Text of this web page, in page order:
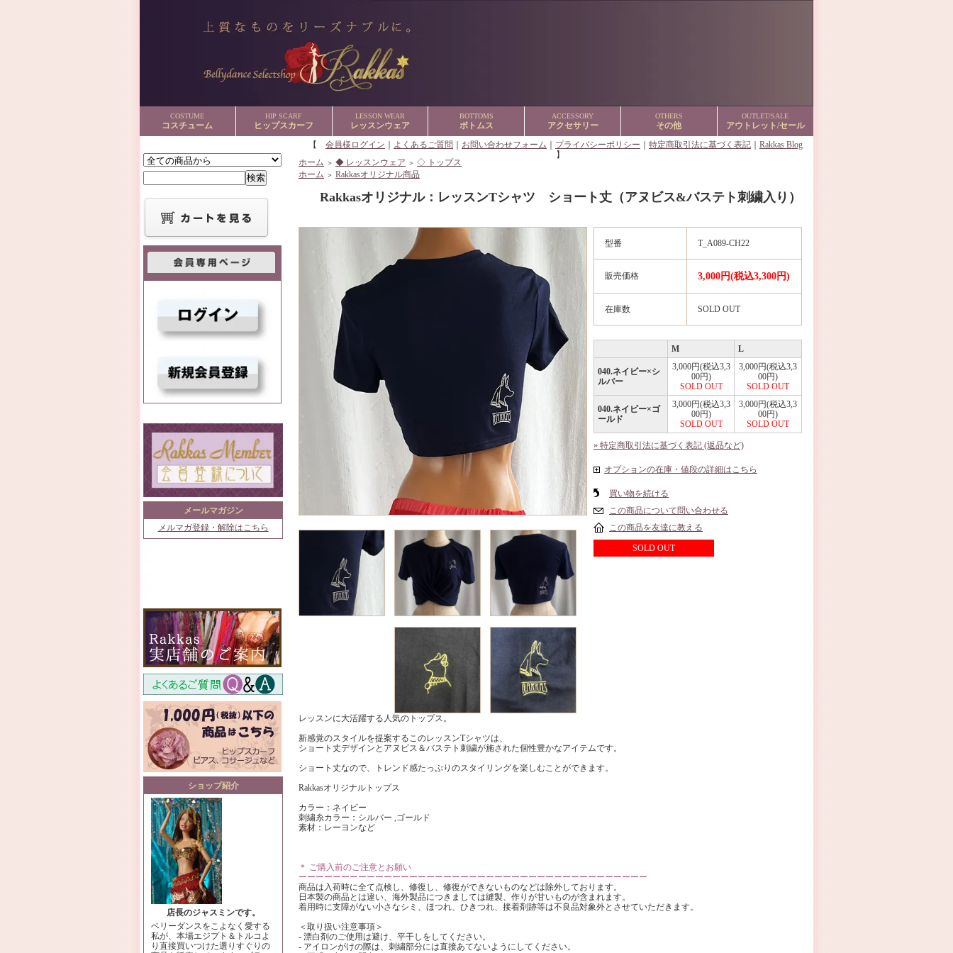
COSTUME
コスチューム
HIP SCARF
ヒップスカーフ
LESSON WEAR
レッスンウェア
BOTTOMS
ボトムス
ACCESSORY
アクセサリー
OTHERS
その他
OUTLET/SALE
アウトレット/セール
メールマガジン
メルマガ登録・解除はこちら
ショップ紹介
店長のジャスミンです。
ベリーダンスをこよなく愛する
私が、本場エジプト＆トルコよ
り直接買いつけた選りすぐりの
【 会員様ログイン よくあるご質問 お問い合わせフォーム プライバシーポリシー 特定商取引法に基づく表記
Rakkas Blog
】
ホーム ＞ ◆ レッスンウェア ＞ ◇ トップス
ホーム ＞ Rakkasオリジナル商品
Rakkasオリジナル：レッスンTシャツ ショート丈（アヌビス&バステト刺繍入り）
型番 T_A089-CH22
販売価格 3,000円(税込3,300円)
在庫数 SOLD OUT
M L
040.ネイビー×シ
ルバー
3,000円(税込3,3
00円)
SOLD OUT
3,000円(税込3,3
00円)
SOLD OUT
040.ネイビー×ゴ
ールド
3,000円(税込3,3
00円)
SOLD OUT
3,000円(税込3,3
00円)
SOLD OUT
» 特定商取引法に基づく表記 (返品など)
オプションの在庫・値段の詳細はこちら
買い物を続ける
この商品について問い合わせる
この商品を友達に教える
SOLD OUT
レッスンに大活躍する人気のトップス。
新感覚のスタイルを提案するこのレッスンTシャツは、
ショート丈デザインとアヌビス＆バステト刺繍が施された個性豊かなアイテムです。
ショート丈なので、トレンド感たっぷりのスタイリングを楽しむことができます。
Rakkasオリジナルトップス
カラー：ネイビー
刺繍糸カラー：シルバー ,ゴールド
素材：レーヨンなど
＊ ご購入前のご注意とお願い
ーーーーーーーーーーーーーーーーーーーーーーーーーーーーーーーーーーーーーーーーー
商品は入荷時に全て点検し、修復し、修復ができないものなどは除外しております。
日本製の商品とは違い、海外製品につきましては縫製、作りが甘いものが含まれます。
着用時に支障がない小さなシミ、ほつれ、ひきつれ、接着剤跡等は不良品対象外とさせていただきます。
＜取り扱い注意事項＞
- 漂白剤のご使用は避け、平干しをしてください。
- アイロンがけの際は、刺繍部分には直接あてないようにしてください。